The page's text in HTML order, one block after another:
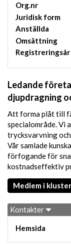
Org.nr
Juridisk form
Anställda
Omsättning
Registreringsår
Ledande
djupdragning
Att forma plåt till
specialområde. Vi
trycksvarvning
Vår samlade
förfogande för
kostnadseffektiv
Medlem i kluster
Kontakter
Hemsida